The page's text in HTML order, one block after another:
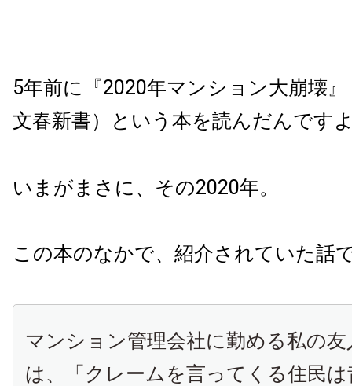
5年前に『2020年マンション大崩壊
文春新書）という本を読んだんです
いまがまさに、その2020年。
この本のなかで、紹介されていた話
マンション管理会社に勤める私の
は、「クレームを言ってくる住民